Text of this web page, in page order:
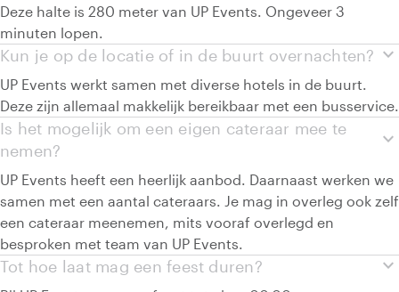
Deze halte is 280 meter van UP Events. Ongeveer 3
minuten lopen.
expand_more
Kun je op de locatie of in de buurt overnachten?
UP Events werkt samen met diverse hotels in de buurt.
Deze zijn allemaal makkelijk bereikbaar met een busservice.
expand_more
Is het mogelijk om een eigen cateraar mee te
nemen?
UP Events heeft een heerlijk aanbod. Daarnaast werken we
samen met een aantal cateraars. Je mag in overleg ook zelf
een cateraar meenemen, mits vooraf overlegd en
besproken met team van UP Events.
expand_more
Tot hoe laat mag een feest duren?